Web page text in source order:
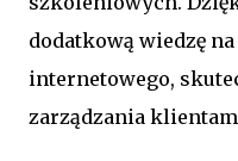
dodatkową wiedzę
internetowego,
zarządzania